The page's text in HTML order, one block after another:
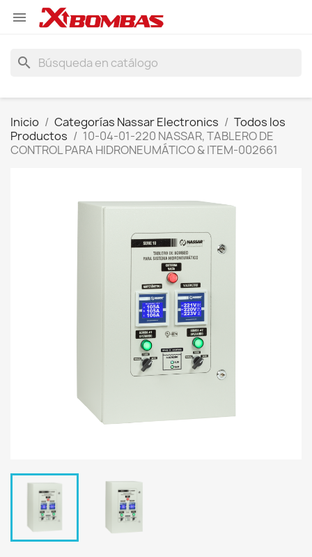

search
Inicio Categorías Nassar Electronics
Todos los
Productos
10-04-01-220 NASSAR, TABLERO DE
CONTROL PARA HIDRONEUMÁTICO & ITEM-002661